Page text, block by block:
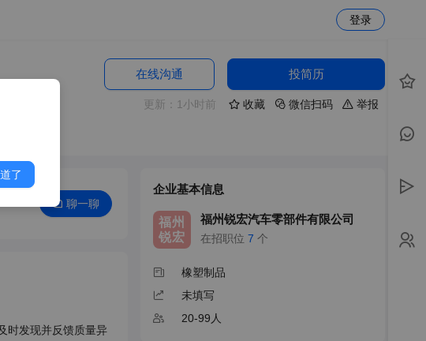
登录
在线沟通 投简历
更新：1小时前 收藏 微信扫码 举报
聊一聊
时发现并反馈质量异
企业基本信息
福州
锐宏
福州锐宏汽车零部件有限公司
在招职位 7 个
橡塑制品
未填写
20-99人
了